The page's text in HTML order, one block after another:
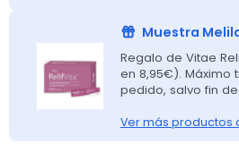
Muestra
Regalo de Vitae
en 8,95€). Máximo
pedido, salvo fin
Ver más productos